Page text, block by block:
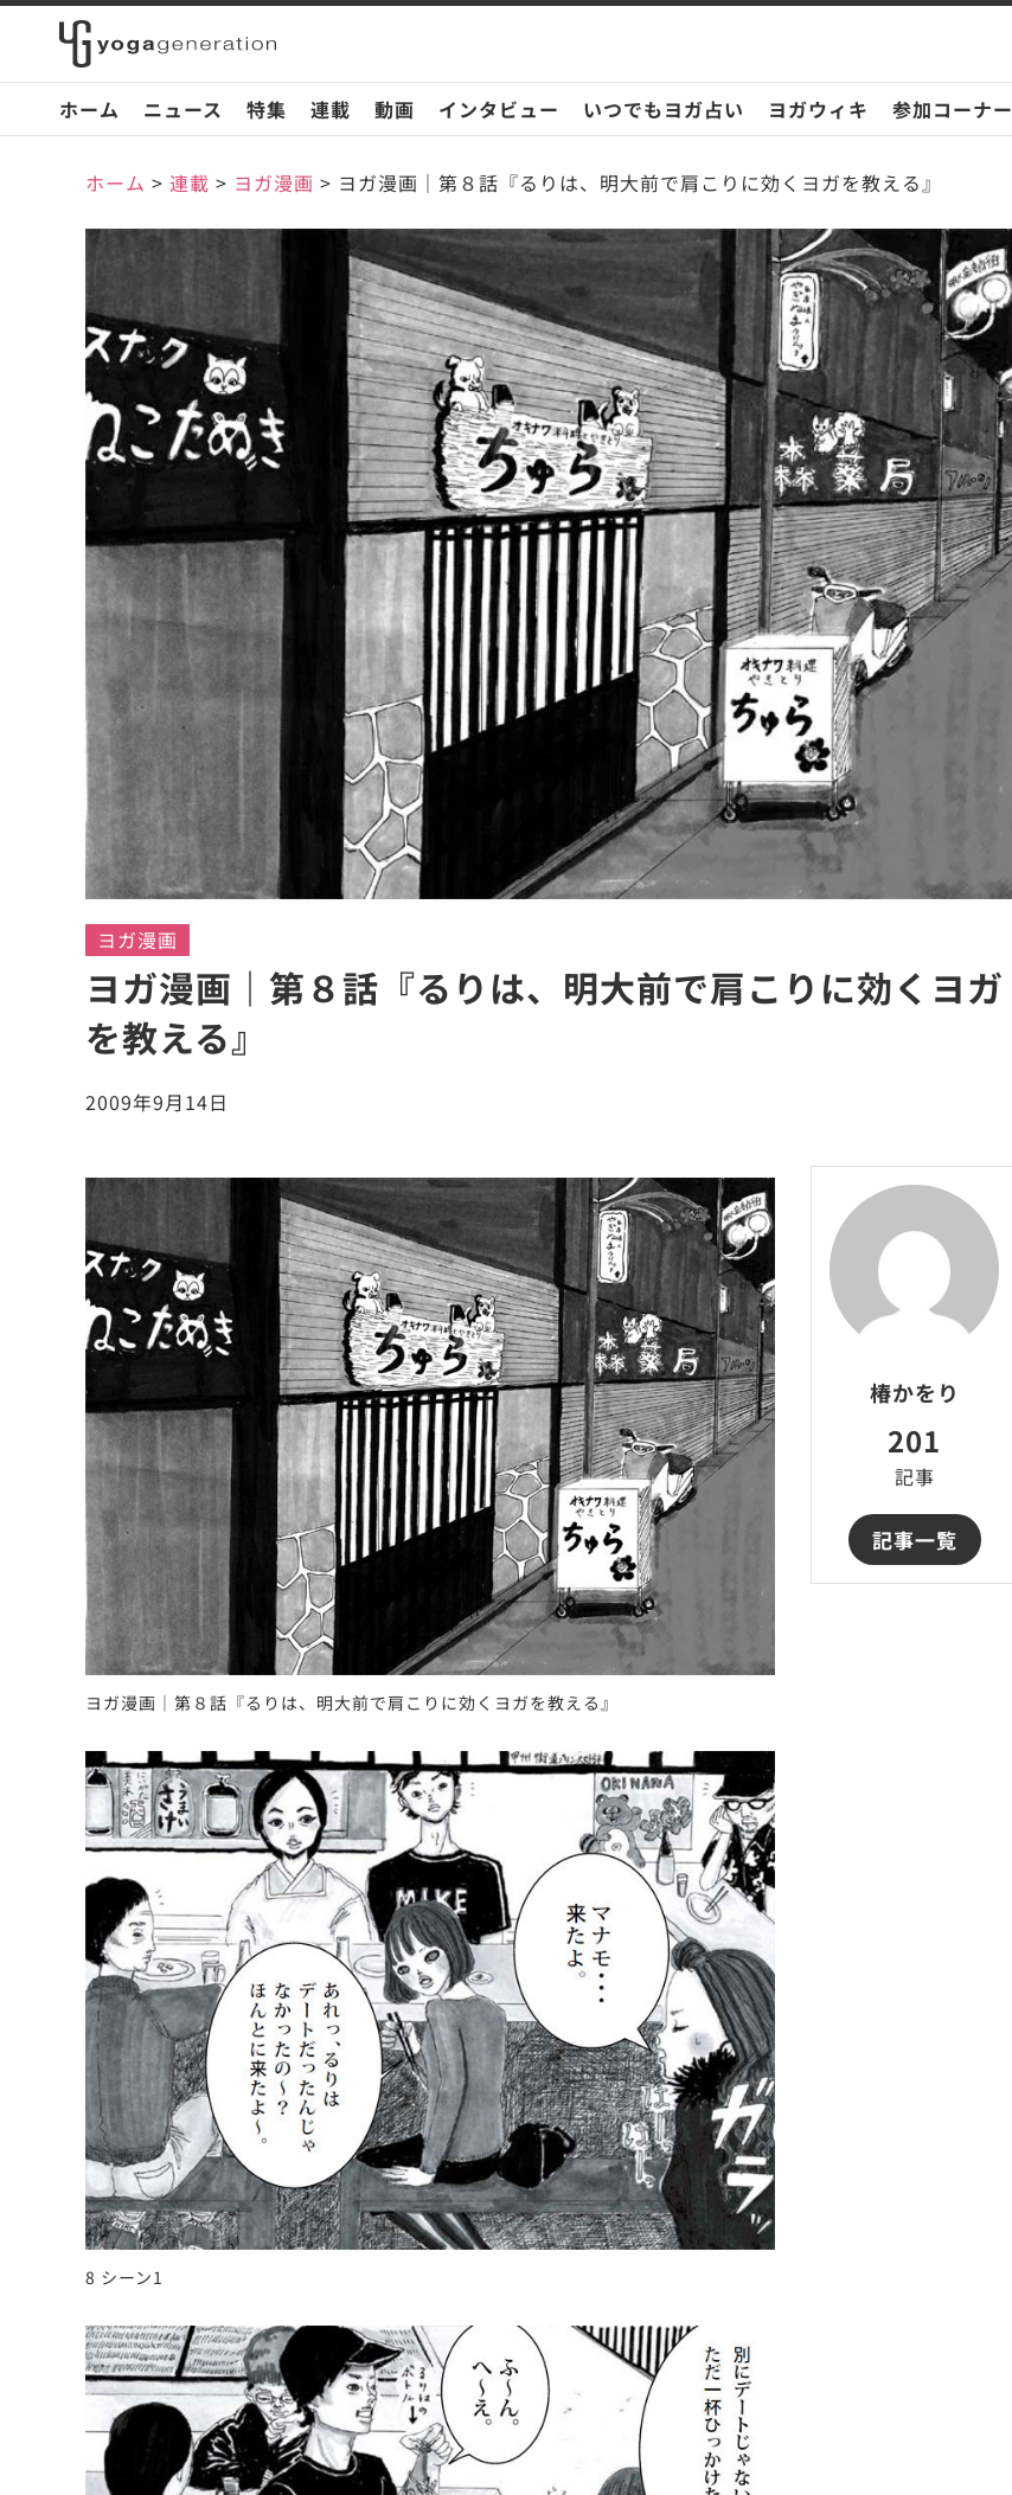
ホーム
ニュース 特集 連載 動画 インタビュー いつでもヨガ占い ヨガウィキ 参加コーナー
ホーム > 連載 > ヨガ漫画 > ヨガ漫画｜第８話『るりは、明大前で肩こりに効くヨガを教える』
ヨガ漫画
ヨガ漫画｜第８話『るりは、明大前で肩こりに効くヨガ
を教える』
2009年9月14日
ヨガ漫画｜第８話『るりは、明大前で肩こりに効くヨガを教える』
8 シーン1
椿かをり
201
記事
記事一覧